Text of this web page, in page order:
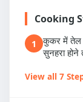
Cooking
1
कुकर में तेल
सुनहरा
View all 7